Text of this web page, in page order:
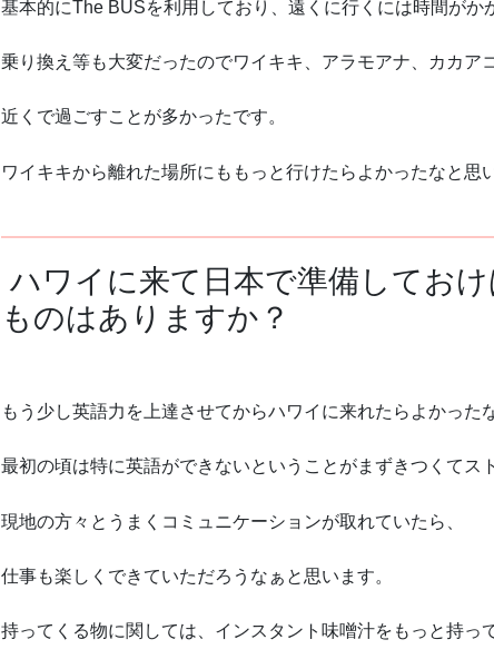
基本的にThe BUSを利用しており、遠くに行くには時間がか
乗り換え等も大変だったのでワイキキ、アラモアナ、カカア
近くで過ごすことが多かったです。
ワイキキから離れた場所にももっと行けたらよかったなと思
ハワイに来て日本で準備してお
ものはありますか？
もう少し英語力を上達させてからハワイに来れたらよかった
最初の頃は特に英語ができないということがまずきつくてス
現地の方々とうまくコミュニケーションが取れていたら、
仕事も楽しくできていただろうなぁと思います。
持ってくる物に関しては、インスタント味噌汁を もっと持っ